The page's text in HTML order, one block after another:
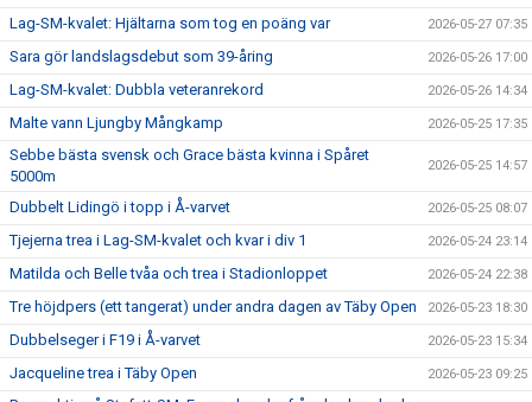
Lag-SM-kvalet: Hjältarna som tog en poäng var 2026-05-27 07:35
Sara gör landslagsdebut som 39-åring 2026-05-26 17:00
Lag-SM-kvalet: Dubbla veteranrekord 2026-05-26 14:34
Malte vann Ljungby Mångkamp 2026-05-25 17:35
Sebbe bästa svensk och Grace bästa kvinna i Spåret
5000m
2026-05-25 14:57
Dubbelt Lidingö i topp i Å-varvet 2026-05-25 08:07
Tjejerna trea i Lag-SM-kvalet och kvar i div 1 2026-05-24 23:14
Matilda och Belle tvåa och trea i Stadionloppet 2026-05-24 22:38
Tre höjdpers (ett tangerat) under andra dagen av Täby Open 2026-05-23 18:30
Dubbelseger i F19 i Å-varvet 2026-05-23 15:34
Jacqueline trea i Täby Open 2026-05-23 09:25